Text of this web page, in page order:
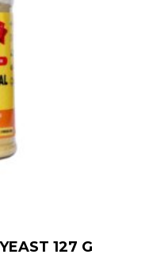
127 G